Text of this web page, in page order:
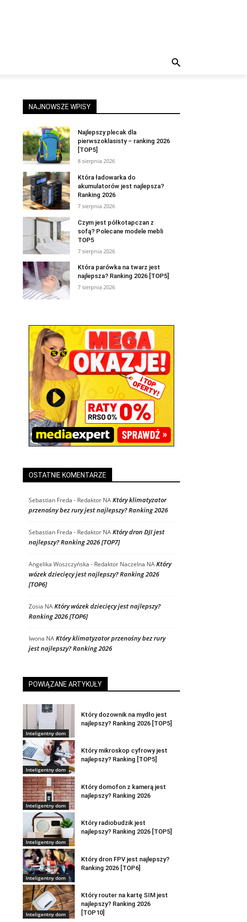
NAJNOWSZE WPISY
Najlepszy plecak dla
pierwszoklasisty – ranking 2026
[TOP5]
8 sierpnia 2026
Która ładowarka do
akumulatorów jest najlepsza?
Ranking 2026
7 sierpnia 2026
Czym jest półkotapczan z
sofą? Polecane modele mebli
TOP5
7 sierpnia 2026
Która parówka na twarz jest
najlepsza? Ranking 2026 [TOP5]
7 sierpnia 2026
OSTATNIE KOMENTARZE
Sebastian Freda - Redaktor NAKtóry klimatyzator
przenośny bez rury jest najlepszy? Ranking 2026
Sebastian Freda - Redaktor NAKtóry dron DJI jest
najlepszy? Ranking 2026 [TOP7]
Angelika Woszczyńska - Redaktor Naczelna NAKtóry
wózek dziecięcy jest najlepszy? Ranking 2026
[TOP6]
Zosia NAKtóry wózek dziecięcy jest najlepszy?
Ranking 2026 [TOP6]
Iwona NAKtóry klimatyzator przenośny bez rury
jest najlepszy? Ranking 2026
POWIĄZANE ARTYKUŁY
Inteligentny dom
Który dozownik na mydło jest
najlepszy? Ranking 2026 [TOP5]
Inteligentny dom
Który mikroskop cyfrowy jest
najlepszy? Ranking [TOP5]
Inteligentny dom
Który domofon z kamerą jest
najlepszy? Ranking 2026
Inteligentny dom
Który radiobudzik jest
najlepszy? Ranking 2026 [TOP5]
Inteligentny dom
Który dron FPV jest najlepszy?
Ranking 2026 [TOP6]
Inteligentny dom
Który router na kartę SIM jest
najlepszy? Ranking 2026
[TOP10]